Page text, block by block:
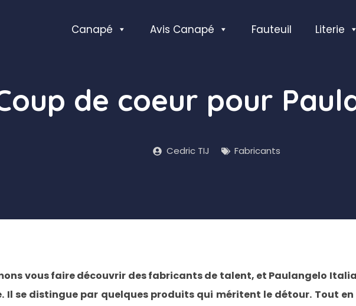
Canapé Avis Canapé Fauteuil Literie
de coeur pour
Cedric TIJ Fabricants
vous faire découvrir des fabricants de talent, et Paulangelo
Il se distingue par quelques produits qui méritent le détour. Tout